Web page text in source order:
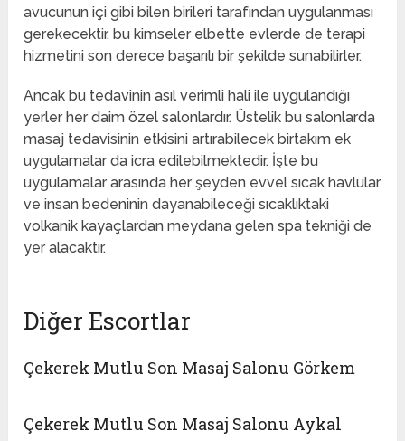
avucunun içi gibi bilen birileri tarafından uygulanması
gerekecektir. bu kimseler elbette evlerde de terapi
hizmetini son derece başarılı bir şekilde sunabilirler.
Ancak bu tedavinin asıl verimli hali ile uygulandığı
yerler her daim özel salonlardır. Üstelik bu salonlarda
masaj tedavisinin etkisini artırabilecek birtakım ek
uygulamalar da icra edilebilmektedir. İşte bu
uygulamalar arasında her şeyden evvel sıcak havlular
ve insan bedeninin dayanabileceği sıcaklıktaki
volkanik kayaçlardan meydana gelen spa tekniği de
yer alacaktır.
Diğer Escortlar
Çekerek Mutlu Son Masaj Salonu Görkem
Çekerek Mutlu Son Masaj Salonu Aykal